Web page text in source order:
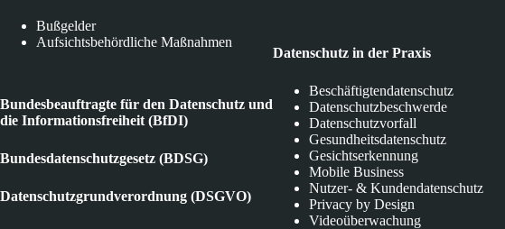
Bußgelder
Aufsichtsbehördliche Maßnahmen
Bundesbeauftragte für den Datenschutz und
die Informationsfreiheit (BfDI)
Bundesdatenschutzgesetz (BDSG)
Datenschutzgrundverordnung (DSGVO)
Datenschutz in der Praxis
Beschäftigtendatenschutz
Datenschutzbeschwerde
Datenschutzvorfall
Gesundheitsdatenschutz
Gesichtserkennung
Mobile Business
Nutzer- & Kundendatenschutz
Privacy by Design
Videoüberwachung